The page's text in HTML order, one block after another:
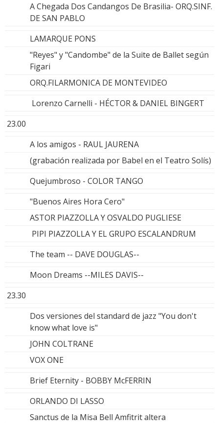
A Chegada Dos Candangos De Brasilia- ORQ.SINF.
DE SAN PABLO
LAMARQUE PONS
"Reyes" y "Candombe" de la Suite de Ballet según
Figari
ORQ.FILARMONICA DE MONTEVIDEO
Lorenzo Carnelli - HÉCTOR & DANIEL BINGERT
23.00
A los amigos - RAUL JAURENA
(grabación realizada por Babel en el Teatro Solís)
Quejumbroso - COLOR TANGO
"Buenos Aires Hora Cero"
ASTOR PIAZZOLLA Y OSVALDO PUGLIESE
PIPI PIAZZOLLA Y EL GRUPO ESCALANDRUM
The team -- DAVE DOUGLAS--
Moon Dreams --MILES DAVIS--
23.30
Dos versiones del standard de jazz "You don't
know what love is"
JOHN COLTRANE
VOX ONE
Brief Eternity - BOBBY McFERRIN
ORLANDO DI LASSO
Sanctus de la Misa Bell Amfitrit altera